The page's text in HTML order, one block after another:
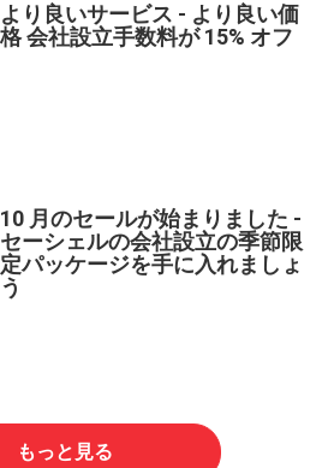
より良いサービス - より良い価
格 会社設立手数料が 15% オフ
10 月のセールが始まりました -
セーシェルの会社設立の季節限
定パッケージを手に入れましょ
う
もっと見る